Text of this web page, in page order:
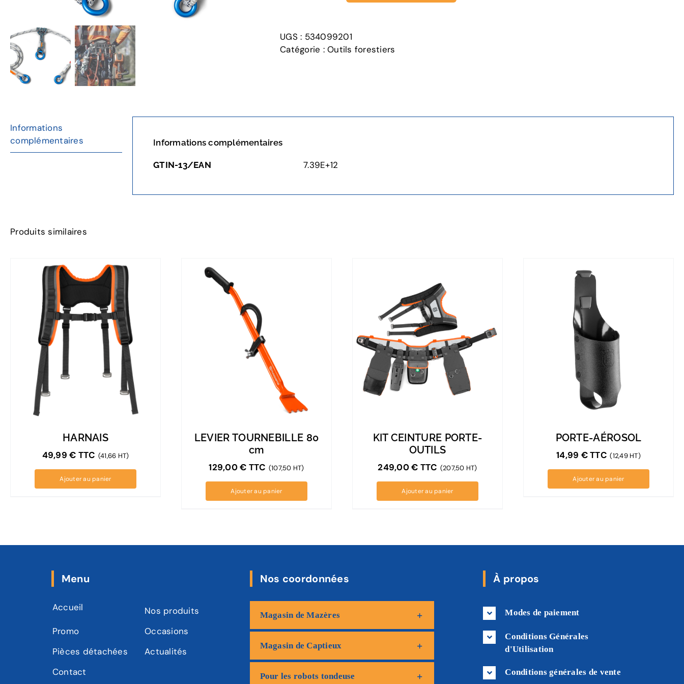
fourche
UGS : 534099201
Catégorie :Outils forestiers
Informations
complémentaires
Informations complémentaires
GTIN-13/EAN 7.39E+12
Produits similaires
HARNAIS
49,99€ TTC (41,66 HT)
Ajouter au panier
LEVIER TOURNEBILLE 80
cm
129,00€ TTC (107,50 HT)
Ajouter au panier
KIT CEINTURE PORTE-
OUTILS
249,00€ TTC (207,50 HT)
Ajouter au panier
PORTE-AÉROSOL
14,99 €TTC (12,49 HT)
Ajouter au panier
Menu
Accueil
Nos produits
Promo
Occasions
Pièces détachées
Actualités
Contact
Nos coordonnées
Magasin de Mazères
Magasin de Captieux
Pour les robots tondeuse
À propos
Modes de paiement
Conditions Générales
d'Utilisation
Conditions générales de vente